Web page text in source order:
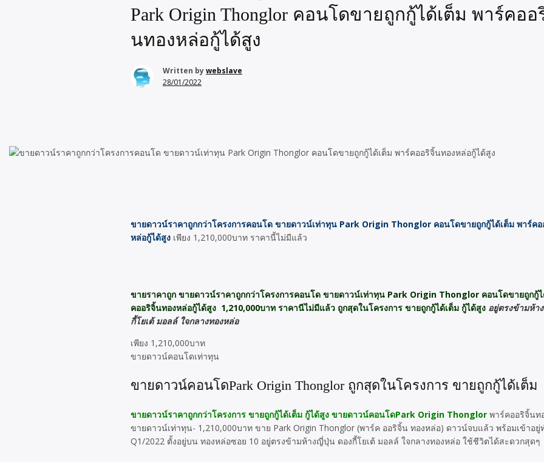
Park Origin Thonglor คอนโดขายถูกกู้ได้เต็ม พาร์คออ
นทองหล่อกู้ได้สูง
Written bywebslave
28/01/2022
ขายดาวน์ราคาถูกกว่าโครงการคอนโด ขายดาวน์เท่าทุน Park Origin Thonglor คอนโดขายถูกกู้ได้เต็ม พาร์คอ
หล่อกู้ได้สูง เพียง 1,210,000บาท ราคานี้ไม่มีแล้ว
ขายราคาถูก ขายดาวน์ราคาถูกกว่าโครงการคอนโด ขายดาวน์เท่าทุน Park Origin Thonglor คอนโดขายถูกกู้ไ
คออริจิ้นทองหล่อกู้ได้สูง 1,210,000บาท ราคานีไม่มีแล้ว ถูกสุดในโครงการ ขายถูกกู้ได้เต็ม กู้ได้สูง อยู่ตรงข้ามห้า
กี้โยเต้ มอลล์ ใจกลางทองหล่อ
เพียง 1,210,000บาท
ขายดาวน์คอนโดเท่าทุน
ขายดาวน์คอนโดPark Origin Thonglor ถูกสุดในโครงการ ขายถูกกู้ได้เต็ม
ขายดาวน์ราคาถูกกว่าโครงการ ขายถูกกู้ได้เต็ม กู้ได้สูง ขายดาวน์คอนโดPark Origin Thonglor พาร์คออริจิ้นท
ขายดาวน์เท่าทุน- 1,210,000บาท ขาย Park Origin Thonglor (พาร์ค ออริจิ้น ทองหล่อ) ดาวน์จบแล้ว พร้อมเข้าอ
Q1/2022 ตั้งอยู่บน ทองหล่อซอย 10 อยู่ตรงข้ามห้างญี่ปุ่น ดองกี้โยเต้ มอลล์ ใจกลางทองหล่อ ใช้ชีวิตได้สะดวกสุดๆ